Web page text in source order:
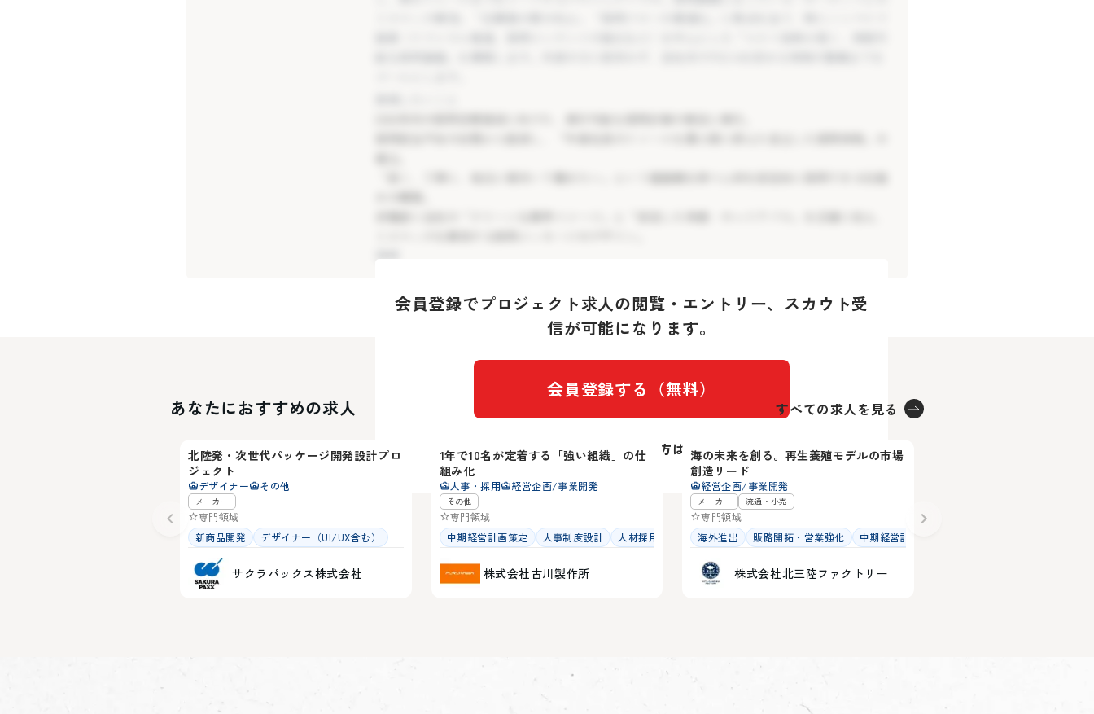
能な採用基盤」を構築します。外部の力に依存せず、自社内でPDCAを回せる体制の整備までを
2026年内の採用目標達成に向けた、実行可能な採用計画の策定と実行。
「長く、丁寧に、地元に根付いて働きたい」という価値観を持つ人材を安定的に採用できる仕組
みの構築。
求職者に当社の「クリーンな業界イメージ」と「安定した待遇・キャリアパス」を正確に伝え、
ミスマッチを解消する採用メッセージのデザイン。
現在、採用活動を外部業者に依頼しつつも、求める人物像と応募者の間でミスマッチが生じてお
り、面接に至らない、あるいは入社に至らないケースが多発しています。また、中森社長や現場
な視点を持った戦略が求められています。
課題
り、面接に至らない、あるいは入社に至らないケースが多発しています。また、中森社長や現場
メンバーの業務が逼迫しているため、採用活動にリソースを割けない状況が続いています。採用
課題の解決は急務ですが、場当たり的な対応ではなく、貴社の企業文化を理解した上での長期的
な視点を持った戦略が求められています。
会員登録でプロジェクト求人の閲覧・エントリー、 スカウト受
信が可能になります。
会員登録する（無料）
アカウントをお持ちの方は ログイン
あなたにおすすめの求人 すべての求人を見る
北陸発・次世代パッケージ開発設計プロ
ジェクト
デザイナー その他
メーカー
専門領域
新商品開発
デザイナー（UI/UX含む）
サクラパックス株式会社
1年で10名が定着する「強い組織」の仕
組み化
人事・採用 経営企画/事業開発
その他
専門領域
中期経営計画策定
人事制度設計 人材採用
株式会社古川製作所
海の未来を創る。再生養殖モデルの市場
創造リード
経営企画/事業開発
メーカー 流通・小売
専門領域
海外進出
販路開拓・営業強化 中期経営計画策定
株式会社北三陸ファクトリー